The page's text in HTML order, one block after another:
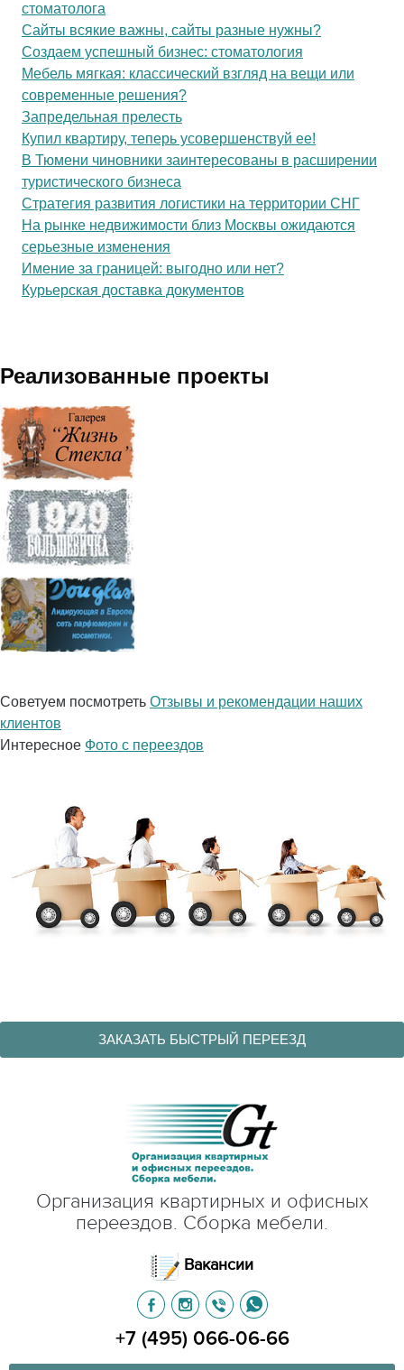
стоматолога
Сайты всякие важны, сайты разные нужны?
Создаем успешный бизнес: стоматология
Мебель мягкая: классический взгляд на вещи или
современные решения?
Запредельная прелесть
Купил квартиру, теперь усовершенствуй ее!
В Тюмени чиновники заинтересованы в расширении
туристического бизнеса
Стратегия развития логистики на территории СНГ
На рынке недвижимости близ Москвы ожидаются
серьезные изменения
Имение за границей: выгодно или нет?
Курьерская доставка документов
Реализованные проекты
Советуем посмотреть Отзывы и рекомендации наших
клиентов
Интересное Фото с переездов
ЗАКАЗАТЬ БЫСТРЫЙ ПЕРЕЕЗД
Организация квартирных и офисных
переездов. Сборка мебели.
Вакансии
+7 (495) 066-06-66